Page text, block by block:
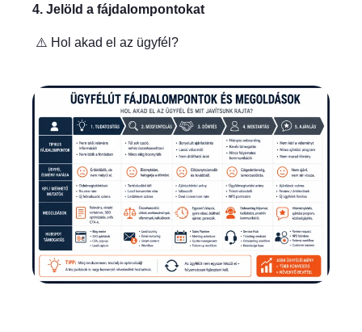
4. Jelöld a fájdalompontokat
⚠️ Hol akad el az ügyfél?